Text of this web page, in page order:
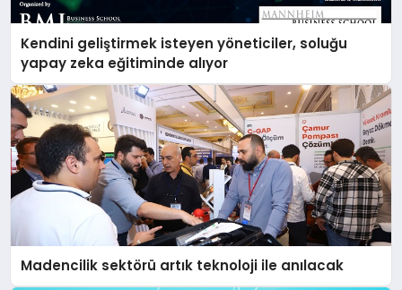
Kendini geliştirmek isteyen yöneticiler, soluğu
yapay zeka eğitiminde alıyor
Madencilik sektörü artık teknoloji ile anılacak